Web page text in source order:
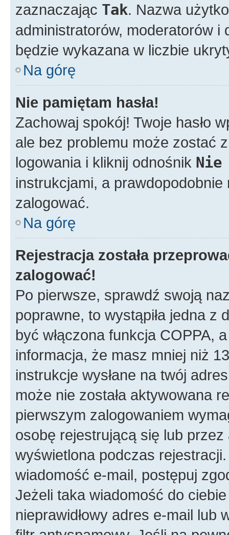
zaznaczając Tak. Nazwa
administratorów, moderatorów i
będzie wykazana w liczbie
Na górę
Nie pamiętam hasła!
Zachowaj spokój! Twoje hasło
ale bez problemu może zostać
logowania i kliknij odnośnik Nie
instrukcjami, a
zalogować.
Na górę
Rejestracja została
zalogować!
Po pierwsze, sprawdź swoją
poprawne, to wystąpiła jedna
być włączona funkcja COPPA,
informacja, że masz mniej niż
instrukcje wysłane na twój
może nie została aktywowana
pierwszym zalogowaniem
osobę rejestrującą się lub
wyświetlona podczas
wiadomość e-mail, postępuj
Jeżeli taka wiadomość do
nieprawidłowy adres e-mail lub